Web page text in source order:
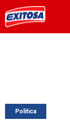
Política